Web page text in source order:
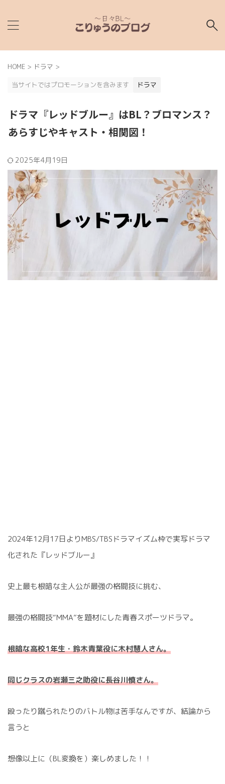
HOME > ドラマ >
当サイトではプロモーションを含みます
ドラマ
ドラマ『レッドブルー』はBL？ブロマンス？
あらすじやキャスト・相関図！
2025年4月19日
2024年12月17日よりMBS/TBSドラマイズム枠で実写ドラマ
化された『レッドブルー』
史上最も根暗な主人公が最強の格闘技に挑む、
最強の格闘技“MMA”を題材にした青春スポーツドラマ。
根暗な高校1年生・鈴木青葉役に木村慧人さん。
同じクラスの岩瀬三之助役に長谷川慎さん。
殴ったり蹴られたりのバトル物は苦手なんですが、結論から
言うと
想像以上に（BL変換を）楽しめました！！